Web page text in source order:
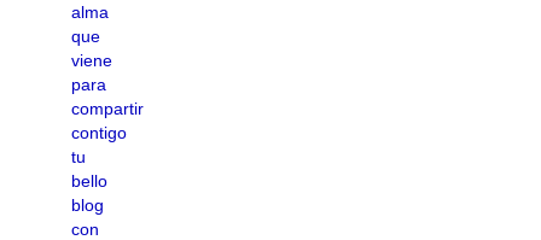
alma
que
viene
para
compartir
contigo
tu
bello
blog
con